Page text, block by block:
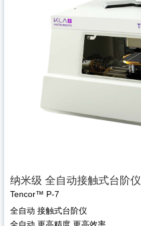
纳米级 全自动接触式台阶仪
Tencor™ P-7
全自动 接触式台阶仪